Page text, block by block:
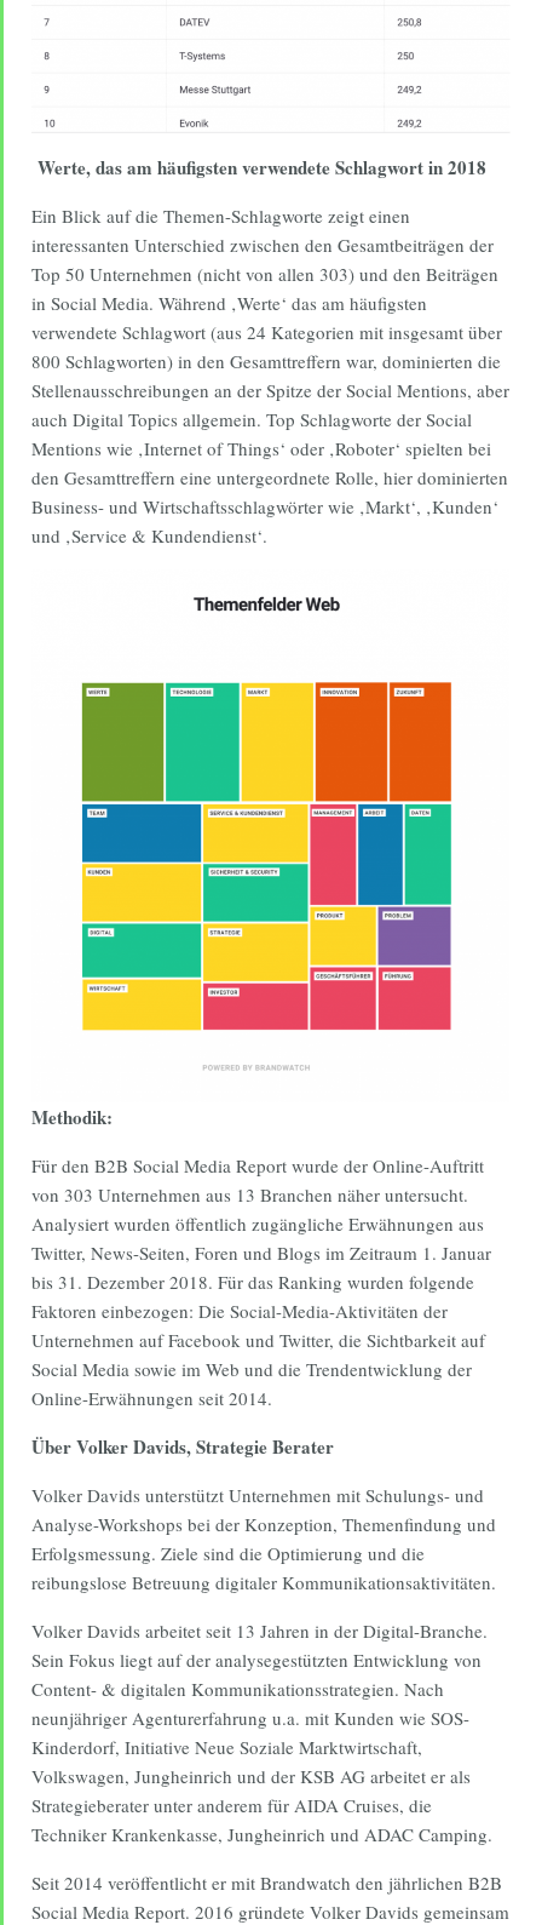
Werte, das am häufigsten verwendete Schlagwort in 2018
Ein Blick auf die Themen-Schlagworte zeigt einen
interessanten Unterschied zwischen den Gesamtbeiträgen der
Top 50 Unternehmen (nicht von allen 303) und den Beiträgen
in Social Media. Während ‚Werte‘ das am häufigsten
verwendete Schlagwort (aus 24 Kategorien mit insgesamt über
800 Schlagworten) in den Gesamttreffern war, dominierten die
Stellenausschreibungen an der Spitze der Social Mentions, aber
auch Digital Topics allgemein. Top Schlagworte der Social
Mentions wie ‚Internet of Things‘ oder ‚Roboter‘ spielten bei
den Gesamttreffern eine untergeordnete Rolle, hier dominierten
Business- und Wirtschaftsschlagwörter wie ‚Markt‘, ‚Kunden‘
und ‚Service & Kundendienst‘.
Methodik:
Für den B2B Social Media Report wurde der Online-Auftritt
von 303 Unternehmen aus 13 Branchen näher untersucht.
Analysiert wurden öffentlich zugängliche Erwähnungen aus
Twitter, News-Seiten, Foren und Blogs im Zeitraum 1. Januar
bis 31. Dezember 2018. Für das Ranking wurden folgende
Faktoren einbezogen: Die Social-Media-Aktivitäten der
Unternehmen auf Facebook und Twitter, die Sichtbarkeit auf
Social Media sowie im Web und die Trendentwicklung der
Online-Erwähnungen seit 2014.
Über Volker Davids, Strategie Berater
Volker Davids unterstützt Unternehmen mit Schulungs- und
Analyse-Workshops bei der Konzeption, Themenfindung und
Erfolgsmessung. Ziele sind die Optimierung und die
reibungslose Betreuung digitaler Kommunikationsaktivitäten.
Volker Davids arbeitet seit 13 Jahren in der Digital-Branche.
Sein Fokus liegt auf der analysegestützten Entwicklung von
Content- & digitalen Kommunikationsstrategien. Nach
neunjähriger Agenturerfahrung u.a. mit Kunden wie SOS-
Kinderdorf, Initiative Neue Soziale Marktwirtschaft,
Volkswagen, Jungheinrich und der KSB AG arbeitet er als
Strategieberater unter anderem für AIDA Cruises, die
Techniker Krankenkasse, Jungheinrich und ADAC Camping.
Seit 2014 veröffentlicht er mit Brandwatch den jährlichen B2B
Social Media Report. 2016 gründete Volker Davids gemeinsam